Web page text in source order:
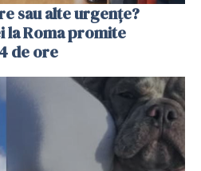
sau alte urgențe?
la Roma promite
de ore